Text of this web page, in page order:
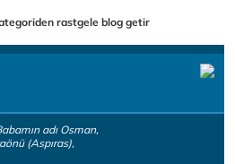
rastgele blog getir
adı Osman,
(Aspıras),